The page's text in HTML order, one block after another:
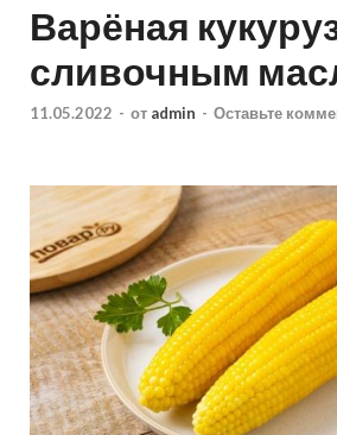
Варёная
сливочным
11.05.2022 - от admin - Оставьте